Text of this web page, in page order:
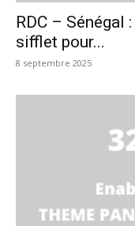
RDC – Sénégal
sifflet pour...
8 septembre 2025